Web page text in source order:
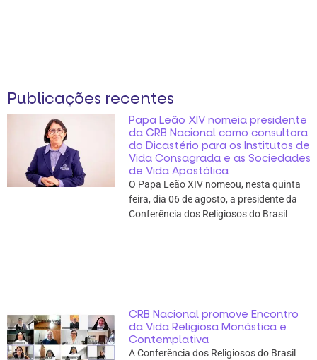
Publicações recentes
Papa Leão XIV nomeia presidente
da CRB Nacional como consultora
do Dicastério para os Institutos de
Vida Consagrada e as Sociedades
de Vida Apostólica
O Papa Leão XIV nomeou, nesta quinta
feira, dia 06 de agosto, a presidente da
Conferência dos Religiosos do Brasil
CRB Nacional promove Encontro
da Vida Religiosa Monástica e
Contemplativa
A Conferência dos Religiosos do Brasil